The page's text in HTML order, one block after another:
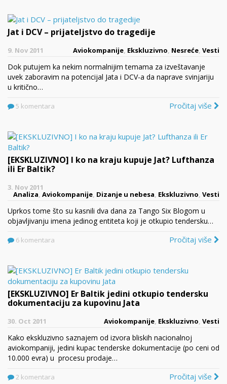
Jat i DCV – prijateljstvo do tragedije
9. Nov 2011 Aviokompanije, Ekskluzivno, Nesreće, Vesti
Dok putujem ka nekim normalnijim temama za izveštavanje
uvek zaboravim na potencijal Jata i DCV-a da naprave svinjariju
u kritično…
5 komentara Pročitaj više
[EKSKLUZIVNO] I ko na kraju kupuje Jat? Lufthanza
ili Er Baltik?
3. Nov 2011
Analiza, Aviokompanije, Dizanje u nebesa, Ekskluzivno, Vesti
Uprkos tome što su kasnili dva dana za Tango Six Blogom u
objavljivanju imena jedinog entiteta koji je otkupio tendersku…
6 komentara Pročitaj više
[EKSKLUZIVNO] Er Baltik jedini otkupio tendersku
dokumentaciju za kupovinu Jata
30. Oct 2011 Aviokompanije, Ekskluzivno, Vesti
Kako ekskluzivno saznajem od izvora bliskih nacionalnoj
aviokompaniji, jedini kupac tenderske dokumentacije (po ceni od
10.000 evra) u procesu prodaje…
2 komentara Pročitaj više